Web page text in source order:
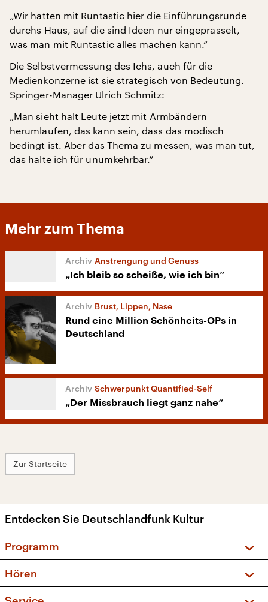
„Wir hatten mit Runtastic hier die Einführungsrunde
durchs Haus, auf die sind Ideen nur eingeprasselt,
was man mit Runtastic alles machen kann.“
Die Selbstvermessung des Ichs, auch für die
Medienkonzerne ist sie strategisch von Bedeutung.
Springer-Manager Ulrich Schmitz:
„Man sieht halt Leute jetzt mit Armbändern
herumlaufen, das kann sein, dass das modisch
bedingt ist. Aber das Thema zu messen, was man tut,
das halte ich für unumkehrbar.“
Mehr zum Thema
Anstrengung und Genuss
„Ich bleib so scheiße, wie ich bin“
Brust, Lippen, Nase
Rund eine Million Schönheits-OPs in
Deutschland
Schwerpunkt Quantified-Self
„Der Missbrauch liegt ganz nahe“
Zur Startseite
Entdecken Sie Deutschlandfunk Kultur
Programm
Sendungen und Podcasts
Hören